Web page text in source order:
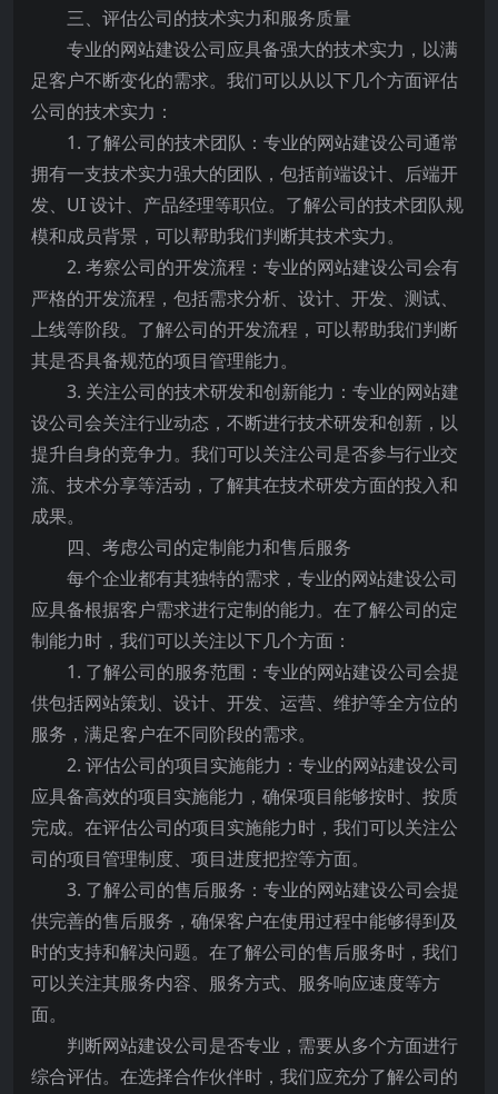
三、评估公司的技术实力和服务质量
专业的网站建设公司应具备强大的技术实力，以满
足客户不断变化的需求。我们可以从以下几个方面评估
公司的技术实力：
1. 了解公司的技术团队：专业的网站建设公司通常
拥有一支技术实力强大的团队，包括前端设计、后端开
发、UI 设计、产品经理等职位。了解公司的技术团队规
模和成员背景，可以帮助我们判断其技术实力。
2. 考察公司的开发流程：专业的网站建设公司会有
严格的开发流程，包括需求分析、设计、开发、测试、
上线等阶段。了解公司的开发流程，可以帮助我们判断
其是否具备规范的项目管理能力。
3. 关注公司的技术研发和创新能力：专业的网站建
设公司会关注行业动态，不断进行技术研发和创新，以
提升自身的竞争力。我们可以关注公司是否参与行业交
流、技术分享等活动，了解其在技术研发方面的投入和
成果。
四、考虑公司的定制能力和售后服务
每个企业都有其独特的需求，专业的网站建设公司
应具备根据客户需求进行定制的能力。在了解公司的定
制能力时，我们可以关注以下几个方面：
1. 了解公司的服务范围：专业的网站建设公司会提
供包括网站策划、设计、开发、运营、维护等全方位的
服务，满足客户在不同阶段的需求。
2. 评估公司的项目实施能力：专业的网站建设公司
应具备高效的项目实施能力，确保项目能够按时、按质
完成。在评估公司的项目实施能力时，我们可以关注公
司的项目管理制度、项目进度把控等方面。
3. 了解公司的售后服务：专业的网站建设公司会提
供完善的售后服务，确保客户在使用过程中能够得到及
时的支持和解决问题。在了解公司的售后服务时，我们
可以关注其服务内容、服务方式、服务响应速度等方
面。
判断网站建设公司是否专业，需要从多个方面进行
综合评估。在选择合作伙伴时，我们应充分了解公司的